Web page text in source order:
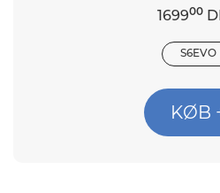
169900
S6EVO
KØB